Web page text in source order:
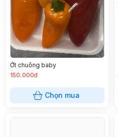
Ớt chuông baby
150.000đ
Chọn mua